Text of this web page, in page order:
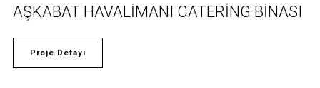
AŞKABAT HAVALİMANI CATERİNG BİNASI
Proje Detayı